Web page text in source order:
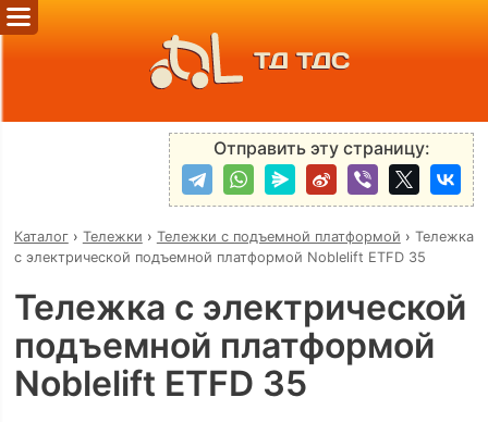
ТД ТДС
Отправить эту страницу:
Каталог› Тележки › Тележки с подъемной платформой › Тележка
с электрической подъемной платформой Noblelift ETFD 35
Тележка с электрической
подъемной платформой
Noblelift ETFD 35